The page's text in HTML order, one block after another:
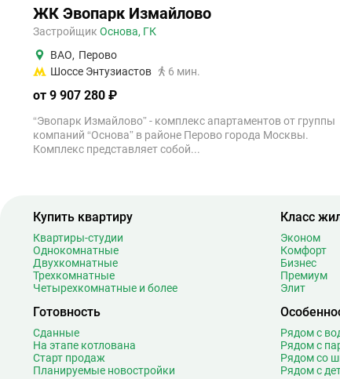
ЖК Эвопарк Измайлово
Застройщик Основа, ГК
ВАО, Перово
Шоссе Энтузиастов
6 мин.
от 9 907 280 ₽
“Эвопарк Измайлово” - комплекс апартаментов от группы
компаний “Основа” в районе Перово города Москвы.
Комплекс представляет собой...
Купить квартиру
Квартиры-студии
Однокомнатные
Двухкомнатные
Трехкомнатные
Четырехкомнатные и более
Готовность
Сданные
На этапе котлована
Старт продаж
Планируемые новостройки
Класс
Эконом
Комфорт
Бизнес
Премиум
Элит
Рядом с
Рядом с
Рядом со
Рядом с